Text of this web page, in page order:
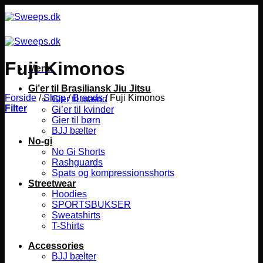
til
Menu
Gi’er til Brasiliansk Jiu Jitsu
Gier til mænd
Gi’er til kvinder
Gier til børn
BJJ bælter
No-gi
No Gi Shorts
Rashguards
Spats og kompressionsshorts
Streetwear
Hoodies
SPORTSBUKSER
Sweatshirts
T-Shirts
Accessories
BJJ bælter
Fuji Kimonos
Forside / Shop / Brands /Fuji Kimonos
Filter